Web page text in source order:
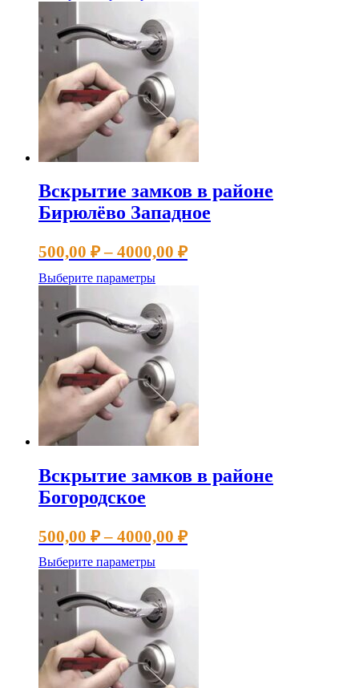
имеет
несколько
вариаций.
Опции
можно
выбрать
на
странице
товара.
Вскрытие замков в районе
Бирюлёво Западное
500,00 ₽ – 4000,00 ₽Диапазон
Выберите параметрыЭтот
имеет
несколько
вариаций.
Опции
можно
выбрать
на
странице
товара.
Вскрытие замков в районе
Богородское
500,00 ₽ – 4000,00 ₽Диапазон
Выберите параметрыЭтот
имеет
несколько
вариаций.
Опции
можно
выбрать
на